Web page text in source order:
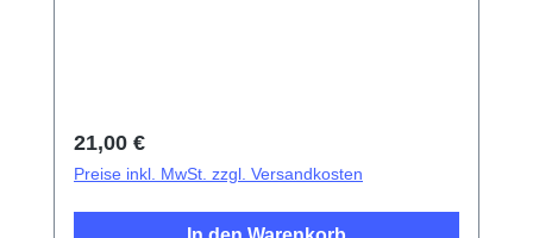
Regulärer Preis:
21,00 €
Preise inkl. MwSt. zzgl. Versandkosten